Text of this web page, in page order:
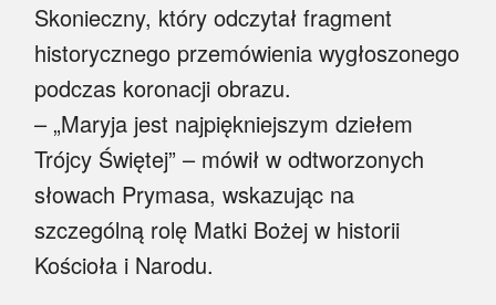
Skonieczny, który odczytał fragment
historycznego przemówienia wygłoszonego
podczas koronacji obrazu.
– „Maryja jest najpiękniejszym dziełem
Trójcy Świętej” – mówił w odtworzonych
słowach Prymasa, wskazując na
szczególną rolę Matki Bożej w historii
Kościoła i Narodu.